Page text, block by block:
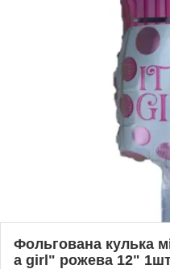
Фольгована кулька
a girl" рожева 12"